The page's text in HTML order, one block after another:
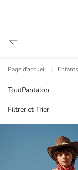
Page d'accueil Enfants
ToutPantalon
Filtrer et Trier